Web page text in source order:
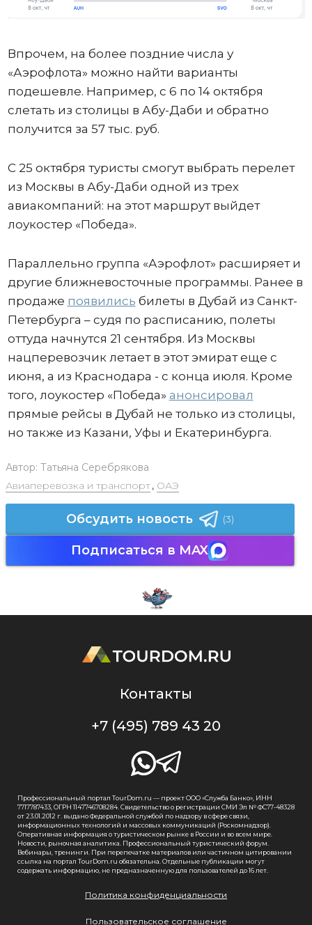
Впрочем, на более поздние числа у
«Аэрофлота» можно найти варианты
подешевле. Например, с 6 по 14 октября
слетать из столицы в Абу-Даби и обратно
получится за 57 тыс. руб.
С 25 октября туристы смогут выбрать перелет
из Москвы в Абу-Даби одной из трех
авиакомпаний: на этот маршрут выйдет
лоукостер «Победа».
Параллельно группа «Аэрофлот» расширяет и
другие ближневосточные программы. Ранее в
продаже появились билеты в Дубай из Санкт-
Петербурга – судя по расписанию, полеты
оттуда начнутся 21 сентября. Из Москвы
нацперевозчик летает в этот эмират еще с
июня, а из Краснодара - с конца июля. Кроме
того, лоукостер «Победа» анонсировал
прямые рейсы в Дубай не только из столицы,
но также из Казани, Уфы и Екатеринбурга.
Автор: Татьяна Серебрякова
Авиаперевозка и транспорт, ОАЭ
Обсудить новость (3)
Подписаться в MAX
Контакты
+7 (495) 789 43 20
Профессиональный портал TourDom.ru — проект ООО «Служба Банко», ИНН
7717787433, ОГРН 1147746708284. Свидетельство о регистрации СМИ Эл № ФС77-48328
от 23.01.2012 г. выдано Федеральной службой по надзору в сфере связи,
информационных технологий и массовых коммуникаций (Роскомнадзор).
Оперативная информация о туристическом рынке в России и во всем мире.
Новости, рыночная аналитика. Профессиональный туристический форум.
Вебинары, тренинги. При перепечатке материалов или частичном цитировании
ссылка на портал TourDom.ru обязательна. Отдельные публикации могут
содержать информацию, не предназначенную для пользователей до 16 лет.
Политика конфиденциальности
Пользовательское соглашение